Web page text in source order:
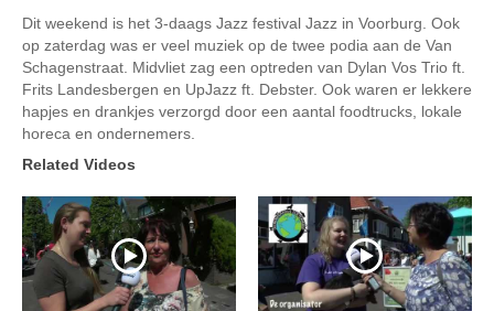
Dit weekend is het 3-daags Jazz festival Jazz in Voorburg. Ook
op zaterdag was er veel muziek op de twee podia aan de Van
Schagenstraat. Midvliet zag een optreden van Dylan Vos Trio ft.
Frits Landesbergen en UpJazz ft. Debster. Ook waren er lekkere
hapjes en drankjes verzorgd door een aantal foodtrucks, lokale
horeca en ondernemers.
Related Videos